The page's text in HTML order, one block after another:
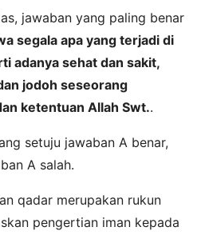
jawaban yang paling benar
segala apa yang terjadi di
adanya sehat dan sakit,
jodoh seseorang
ketentuan Allah Swt..
setuju jawaban A benar,
A salah.
qadar merupakan rukun
pengertian iman kepada